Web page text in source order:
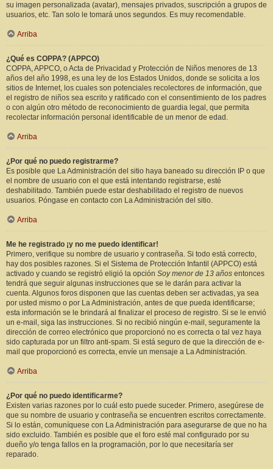
su imagen personalizada (avatar), mensajes privados, suscripción a grupos de
usuarios, etc. Tan solo le tomará unos segundos. Es muy recomendable.
Arriba
¿Qué es COPPA? (APPCO)
COPPA, APPCO, o Acta de Privacidad y Protección de Niños menores de 13
años del año 1998, es una ley de los Estados Unidos, donde se solicita a los
sitios de Internet, los cuales son potenciales recolectores de información, que
el registro de niños sea escrito y ratificado con el consentimiento de los padres
o con algún otro método de reconocimiento de guardia legal, que permita
recolectar información personal identificable de un menor de edad.
Arriba
¿Por qué no puedo registrarme?
Es posible que La Administración del sitio haya baneado su dirección IP o que
el nombre de usuario con el que está intentando registrarse, esté
deshabilitado. También puede estar deshabilitado el registro de nuevos
usuarios. Póngase en contacto con La Administración del sitio.
Arriba
Me he registrado ¡y no me puedo identificar!
Primero, verifique su nombre de usuario y contraseña. Si todo está correcto,
hay dos posibles razones. Si el Sistema de Protección Infantil (APPCO) está
activado y cuando se registró eligió la opción Soy menor de 13 años entonces
tendrá que seguir algunas instrucciones que se le darán para activar la
cuenta. Algunos foros disponen que las cuentas deben ser activadas, ya sea
por usted mismo o por La Administración, antes de que pueda identificarse;
esta información se le brindará al finalizar el proceso de registro. Si se le envió
un e-mail, siga las instrucciones. Si no recibió ningún e-mail, seguramente la
dirección de correo electrónico que proporcionó no es correcta o tal vez haya
sido capturada por un filtro anti-spam. Si está seguro de que la dirección de e-
mail que proporcionó es correcta, envíe un mensaje a La Administración.
Arriba
¿Por qué no puedo identificarme?
Existen varias razones por lo cuál esto puede suceder. Primero, asegúrese de
que su nombre de usuario y contraseña se encuentren escritos correctamente.
Si lo están, comuníquese con La Administración para asegurarse de que no ha
sido excluido. También es posible que el foro esté mal configurado por su
dueño y/o tenga fallos en la programación, por lo que necesitaría ser
reparado.